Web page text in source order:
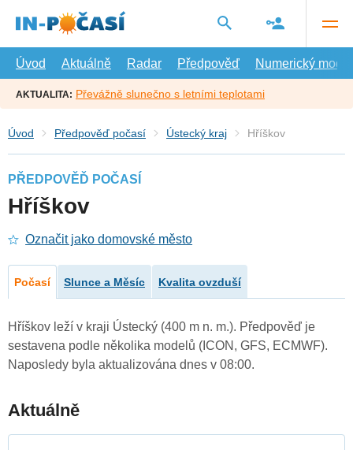
hlavní
Úvod
Aktuálně Radar Předpověď Numerický model
AKTUALITA: Převážně slunečno s letními teplotami
Úvod Předpověď počasí Ústecký kraj Hříškov
PŘEDPOVĚĎ POČASÍ
Hříškov
Označit jako domovské město
Počasí Slunce a Měsíc Kvalita ovzduší
Hříškov leží v kraji Ústecký (400 m n. m.). Předpověď je
sestavena podle několika modelů (ICON, GFS, ECMWF).
Naposledy byla aktualizována dnes v 08:00.
Aktuálně